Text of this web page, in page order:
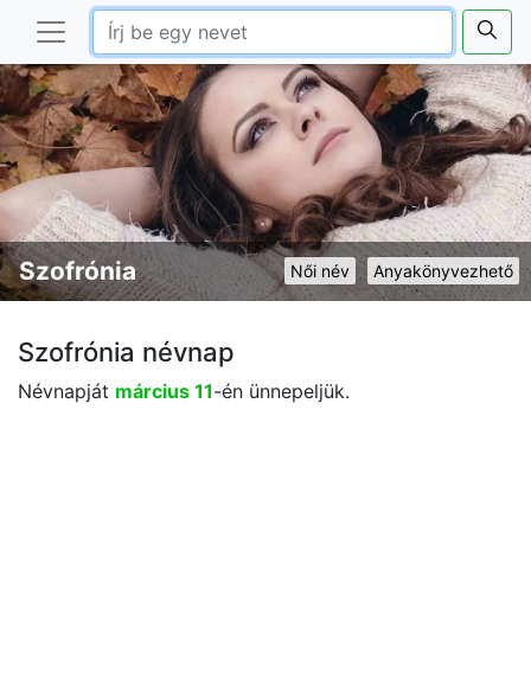
Anyakönyvezhető
Női név
Szofrónia
Szofrónia névnap
Névnapját március 11-én ünnepeljük.